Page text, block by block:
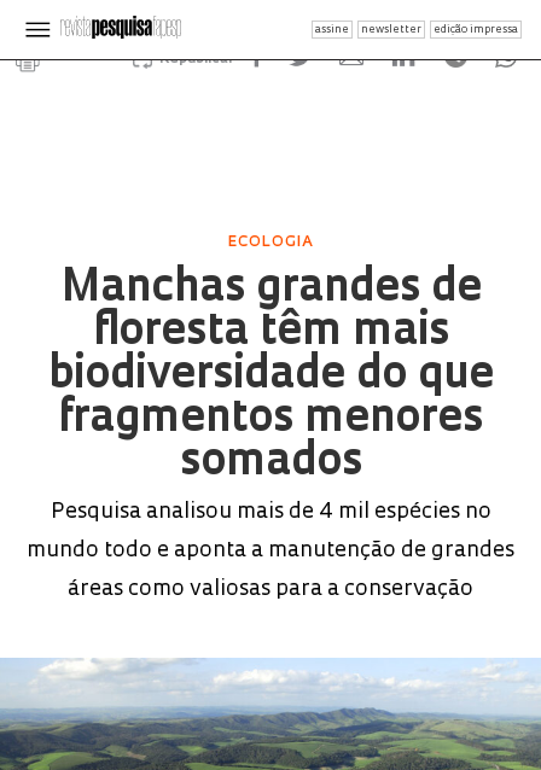
assine newsletter edição impressa
Republicar
ECOLOGIA
Manchas grandes de
floresta têm mais
biodiversidade do que
fragmentos menores
somados
Pesquisa analisou mais de 4 mil espécies no
mundo todo e aponta a manutenção de grandes
áreas como valiosas para a conservação